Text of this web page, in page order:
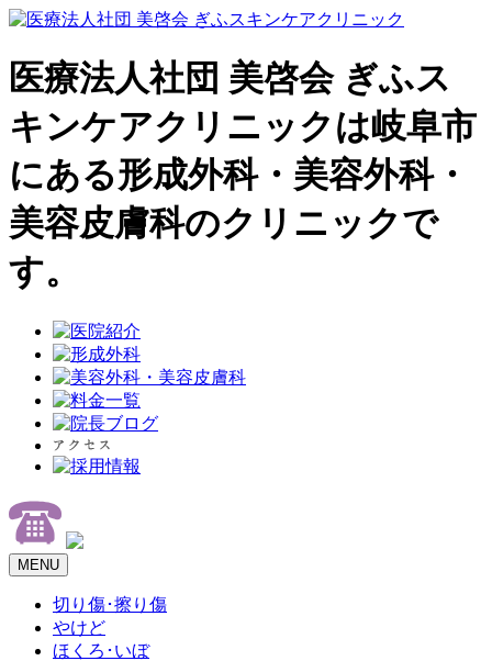
医療法人社団 美啓会 ぎふス
キンケアクリニックは岐阜市
にある形成外科・美容外科・
美容皮膚科のクリニックで
す。
MENU
切り傷･擦り傷
やけど
ほくろ･いぼ